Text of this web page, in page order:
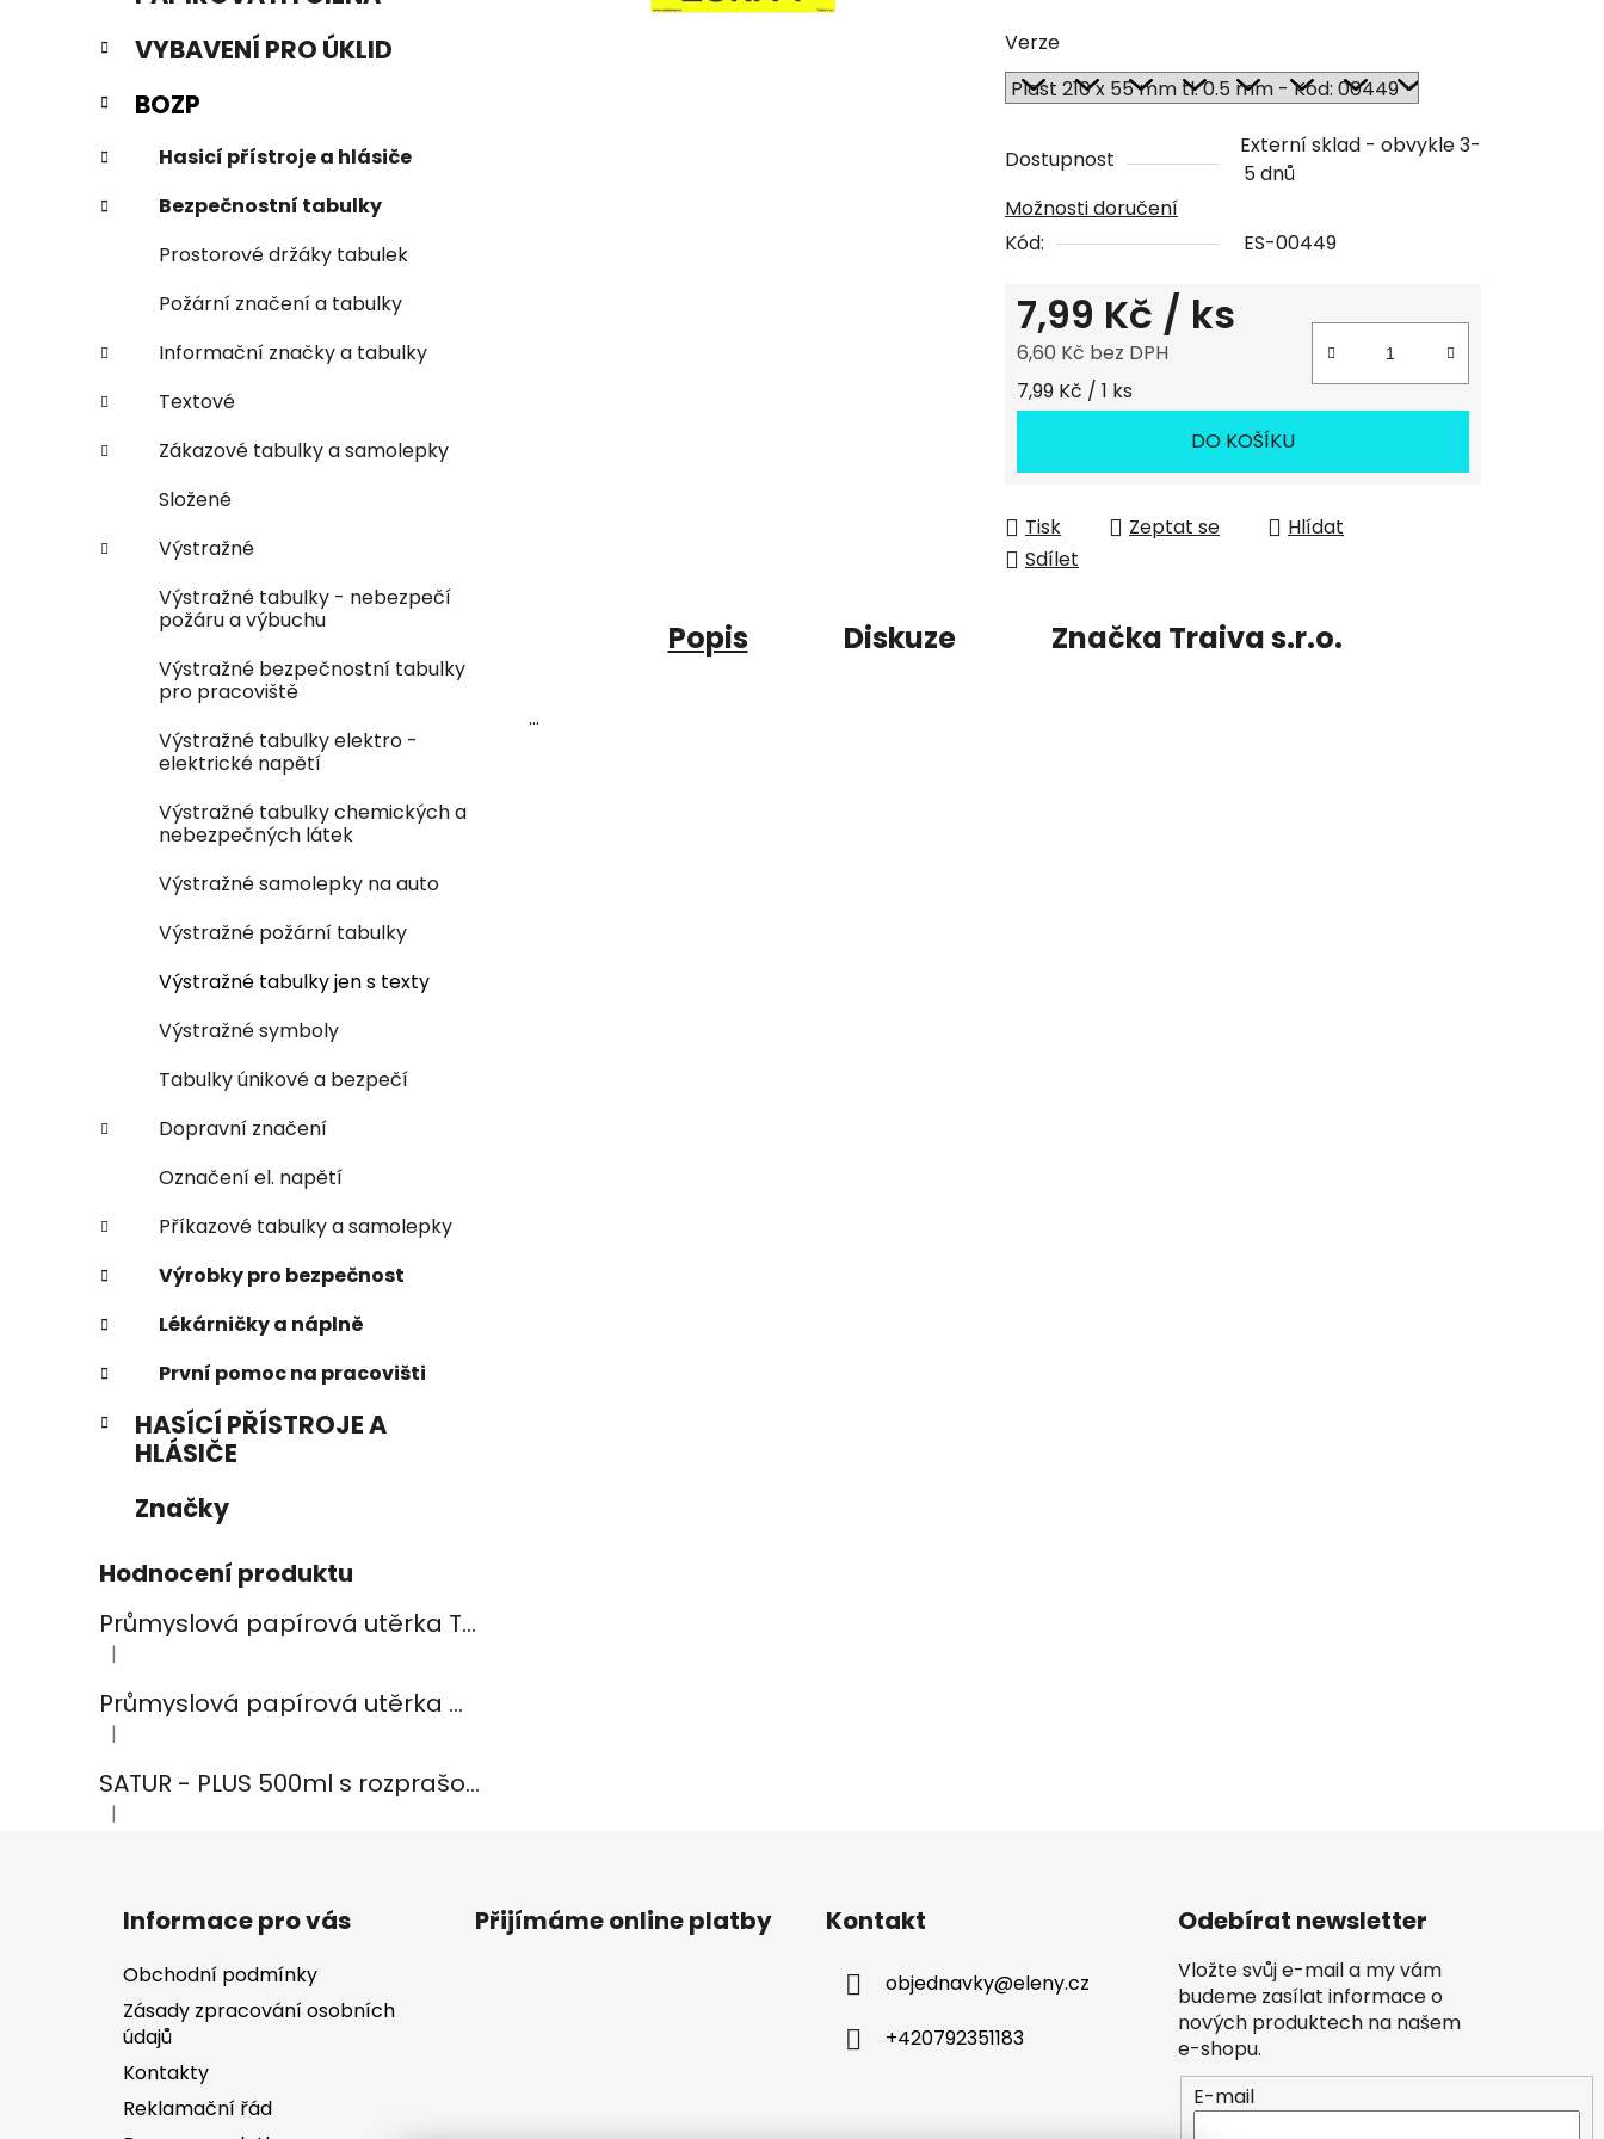
n
í
p
n
l
VYBAVENÍ PRO ÚKLID
BOZP
Hasicí přístroje a hlásiče
Bezpečnostní tabulky
Prostorové držáky tabulek
Požární značení a tabulky
Informační značky a tabulky
Textové
Zákazové tabulky a samolepky
Složené
Výstražné
Výstražné tabulky - nebezpečí
požáru a výbuchu
Výstražné bezpečnostní tabulky
pro pracoviště
Výstražné tabulky elektro -
elektrické napětí
Výstražné tabulky chemických a
nebezpečných látek
Výstražné samolepky na auto
Výstražné požární tabulky
Výstražné tabulky jen s texty
Výstražné symboly
Tabulky únikové a bezpečí
Dopravní značení
Označení el. napětí
Příkazové tabulky a samolepky
Výrobky pro bezpečnost
Lékárničky a náplně
První pomoc na pracovišti
HASÍCÍ PŘÍSTROJE A
HLÁSIČE
Značky
Hodnocení produktu
Průmyslová papírová utěrka TEMCA PROFIX Durex plus - 2ks
Hodnocení produktu je 5 z 5 hvězdiček.
|
Průmyslová papírová utěrka CELTEX Smart White 800, šířka 24cm, 2vrstvy
Hodnocení produktu je 5 z 5 hvězdiček.
|
SATUR - PLUS 500ml s rozprašovačem na koupelny
Hodnocení produktu je 5 z 5 hvězdiček.
|
z
5
Verze
Dostupnost
Externí sklad - obvykle 3-
5 dnů
Možnosti doručení
Kód:
ES-00449
7,99 Kč / ks
6,60 Kč bez DPH
Měrná cena:
7,99 Kč / 1 ks
DO KOŠÍKU
Tisk Zeptat se
Hlídat
Sdílet
Popis Diskuze Značka Traiva s.r.o.
...
Informace pro vás
Obchodní podmínky
Zásady zpracování osobních
údajů
Kontakty
Reklamační řád
Přijímáme online platby Kontakt
objednavky@eleny.cz
+420792351183
Odebírat newsletter
Vložte svůj e-mail a my vám
budeme zasílat informace o
nových produktech na našem
e-shopu.
E-mail